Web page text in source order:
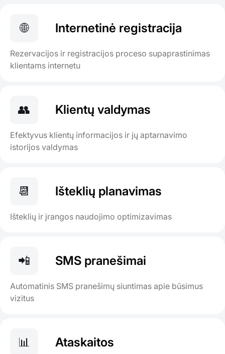
🌐 Internetinė registracija
Rezervacijos ir registracijos proceso supaprastinimas
klientams internetu
👥 Klientų valdymas
Efektyvus klientų informacijos ir jų aptarnavimo
istorijos valdymas
📆 Išteklių planavimas
Išteklių ir įrangos naudojimo optimizavimas
📲 SMS pranešimai
Automatinis SMS pranešimų siuntimas apie būsimus
vizitus
📊 Ataskaitos